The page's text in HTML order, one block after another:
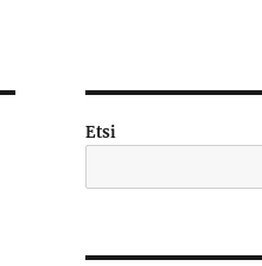
Etsi